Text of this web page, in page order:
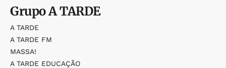
GrupoA TARDE
A TARDE
A TARDE FM
MASSA!
A TARDE EDUCAÇÃO